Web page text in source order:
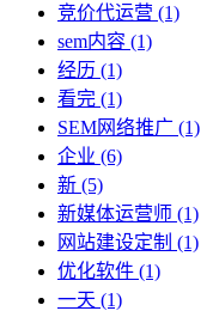
竞价代运营 (1)
sem内容 (1)
经历 (1)
看完 (1)
SEM网络推广 (1)
企业 (6)
新 (5)
新媒体运营师 (1)
网站建设定制 (1)
优化软件 (1)
一天 (1)